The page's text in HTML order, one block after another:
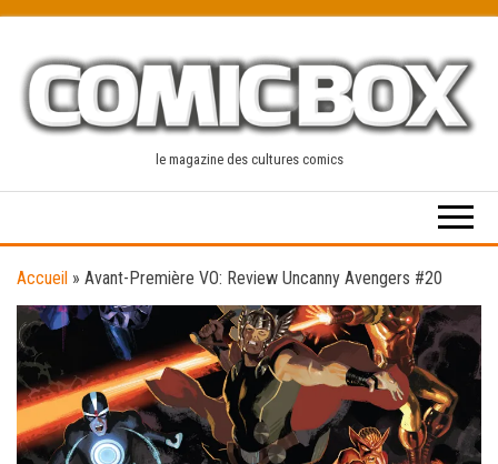
content
le magazine des cultures comics
Accueil » Avant-Première VO: Review Uncanny Avengers #20